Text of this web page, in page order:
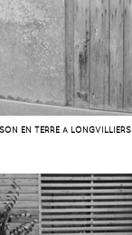
EN TERRE À LONGVILLIERS